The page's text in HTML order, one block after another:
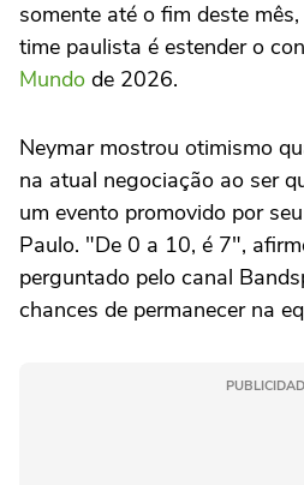
somente até o fim deste
time paulista é estender o
Mundo de 2026.
Neymar mostrou otimismo
na atual negociação ao ser
um evento promovido por
Paulo. "De 0 a 10, é 7",
perguntado pelo canal
chances de permanecer na